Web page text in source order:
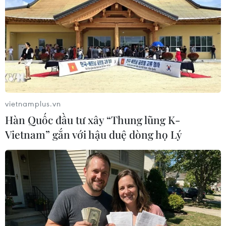
gia thì doanh nghiệp này vẫn hoạt động bình
thường và trong thời gian qua khi có kiểm tra
doanh nghiệp này báo cáo trong giai đoạn 2019-
2021 thì năm đầu doanh nghiệp có lãi khoảng
một triệu đồng còn 2 năm sau thì doanh nghiệp
lỗ. Cụ thể, năm 2020 lỗ gần 2,7 triệu đồng và
năm 2021 tiếp tục lỗ hơn 8 triệu đồng.
"Sau khi báo chí đưa tin Công ty cổ phần
Mekolor có đề xuất gửi Thủ tướng Chính phủ
đăng ký tham gia dự án đường sắt cao tốc Bắc-
Nam, đến thời điểm này chúng tôi chưa nhận
được thông tin thay đổi nguồn vốn của doanh
nghiệp," ông Phúc nói.
Lãnh đạo Phòng Đăng ký kinh doanh, Sở Tài
chính thành phố Cần Thơ cũng cho biết về
vietnamplus.vn
Hàn Quốc đầu tư xây “Thung lũng K-
Vietnam” gắn với hậu duệ dòng họ Lý